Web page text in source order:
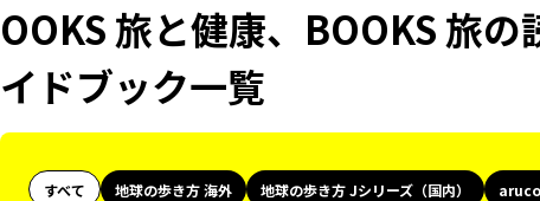
OOKS 旅と健康、BOOKS 旅
イドブック一覧
すべて 地球の歩き方 海外 地球の歩き方 Jシリーズ（国内）